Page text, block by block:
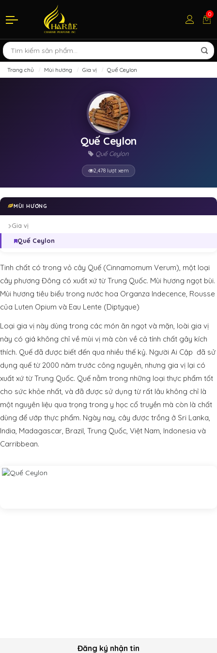
0
Trang chủ Mùi hương Gia vị Quế Ceylon
Quế Ceylon
Quế Ceylon
2,478 lượt xem
MÙI HƯƠNG
Gia vị
Quế Ceylon
Tinh chất có trong vỏ cây Quế (Cinnamomum Verum), một loại
cây phương Đông có xuất xứ từ Trung Quốc. Mùi hương ngọt bùi.
Mùi hương tiêu biểu trong nước hoa Organza Indecence, Rousse
của Luten Opium và Eau Lente (Diptyque)
Loại gia vị này dùng trong các món ăn ngọt và mặn, loài gia vị
này có giá không chỉ về mùi vị mà còn về cả tính chất gây kích
thích. Quế đã được biết đến qua nhiều thế kỷ. Người Ai Cập đã sử
dụng quế từ 2000 năm trước công nguyên, nhưng gia vị lại có
xuất xứ từ Trung Quốc. Quế nằm trong những loại thực phẩm tốt
cho sức khỏe nhất, và đã được sử dụng từ rất lâu không chỉ là
một nguyên liệu qua trọng trong y học cổ truyền mà còn là chất
dùng để ướp thực phẩm. Ngày nay, cây được trồng ở Sri Lanka,
India, Madagascar, Brazil, Trung Quốc, Việt Nam, Indonesia và
Carribbean.
Đăng ký nhận tin